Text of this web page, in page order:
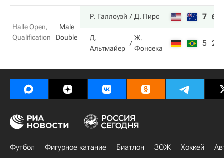
Halle Open,
Qualification
Male
Double
Р. Галлоуэй Д. Пирс 7 6
Д.
Альтмайер
Ж.
Фонсека
5 2
Футбол Фигурное катание Биатлон ЗОЖ Хоккей